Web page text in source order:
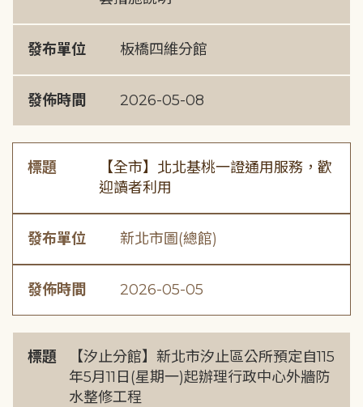
發布單位 板橋四維分館
發佈時間 2026-05-08
標題
【全市】北北基桃一證通用服務，歡
迎讀者利用
發布單位 新北市圖(總館)
發佈時間 2026-05-05
標題
【汐止分館】新北市汐止區公所預定自115
年5月11日(星期一)起辦理行政中心外牆防
水整修工程